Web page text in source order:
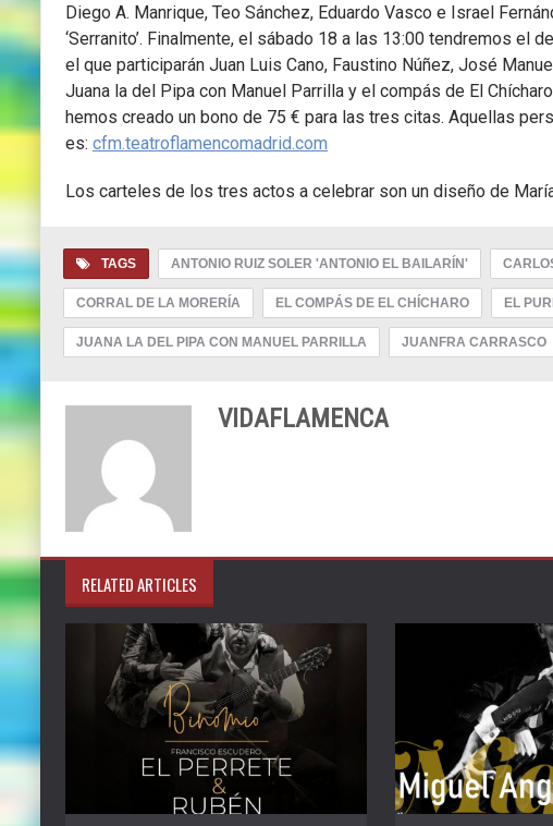
Diego A. Manrique, Teo Sánchez, Eduardo Vasco e Israel
‘Serranito’. Finalmente, el sábado 18 a las 13:00 tendremos
el que participarán Juan Luis Cano, Faustino Núñez, José
Juana la del Pipa con Manuel Parrilla y el compás de El
hemos creado un bono de 75 € para las tres citas. Aquellas
es: cfm.teatroflamencomadrid.com
Los carteles de los tres actos a celebrar son un diseño de
TAGS ANTONIO RUIZ SOLER 'ANTONIO EL BAILARÍN'
CORRAL DE LA MORERÍA EL COMPÁS DE EL CHÍCHARO EL
JUANA LA DEL PIPA CON MANUEL PARRILLA JUANFRA CARRASCO
VIDAFLAMENCA
RELATED ARTICLES